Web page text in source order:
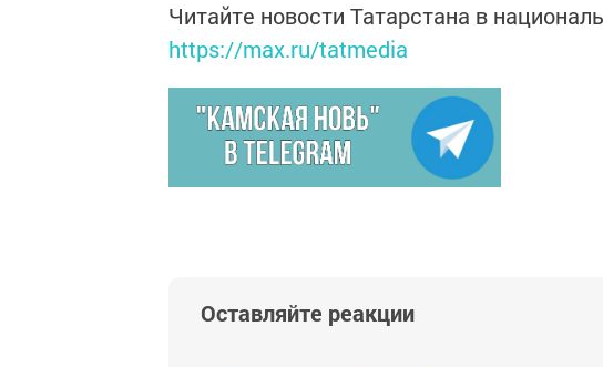
Читайте новости Татарстана в
https://max.ru/tatmedia
Оставляйте реакции